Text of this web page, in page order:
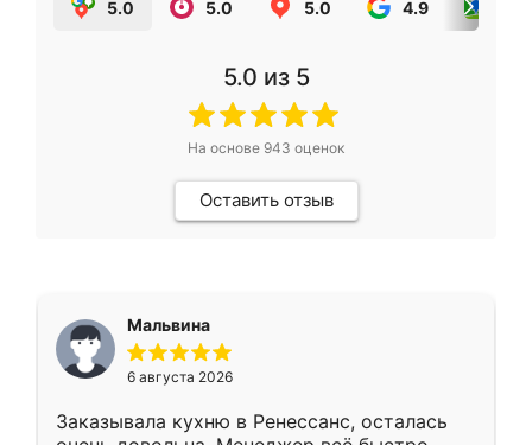
5.0 5.0 5.0 4.9
5.0 из 5
На основе 943 оценок
Оставить отзыв
Мальвина
6 августа 2026
Заказывала кухню в Ренессанс, осталась